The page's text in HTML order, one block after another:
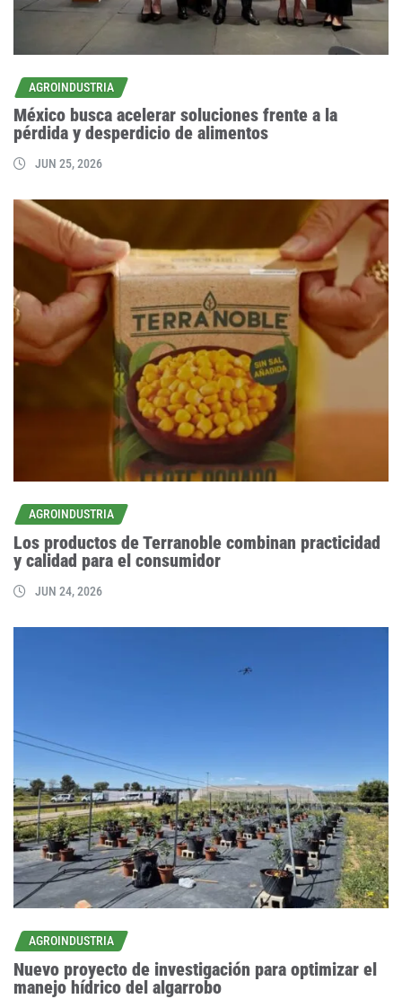
AGROINDUSTRIA
México busca acelerar soluciones frente a la
pérdida y desperdicio de alimentos
JUN 25, 2026
AGROINDUSTRIA
Los productos de Terranoble combinan practicidad
y calidad para el consumidor
JUN 24, 2026
AGROINDUSTRIA
Nuevo proyecto de investigación para optimizar el
manejo hídrico del algarrobo